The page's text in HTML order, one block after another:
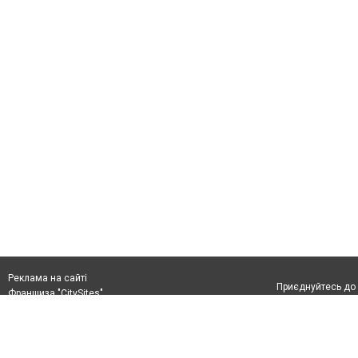
Реклама на сайті
Франшиза "CitySites"
Приєднуйтесь до